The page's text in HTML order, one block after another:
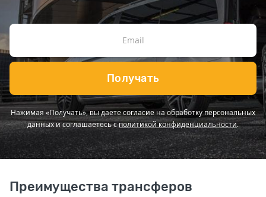
Получать
Нажимая «Получать», вы даете согласие на обработку персональных
данных и соглашаетесь сполитикой конфиденциальности.
Преимущества трансферов